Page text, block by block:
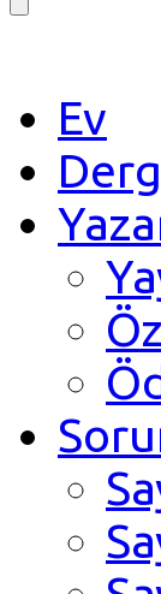
Ev